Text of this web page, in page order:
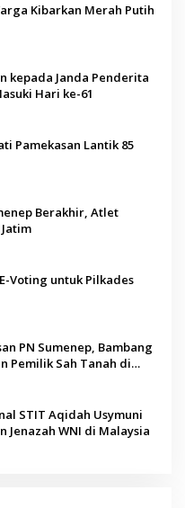
Kibarkan Merah Putih
kepada Janda Penderita
Hari ke-61
Pamekasan Lantik 85
Berakhir, Atlet
Voting untuk Pilkades
PN Sumenep, Bambang
Pemilik Sah Tanah di
STIT Aqidah Usymuni
Jenazah WNI di Malaysia